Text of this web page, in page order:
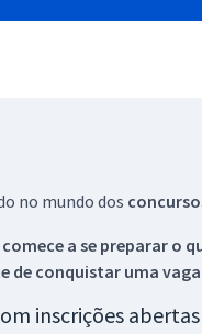
no mundo dos
a se preparar o
de conquistar uma
inscrições abertas